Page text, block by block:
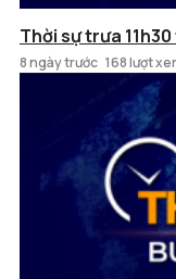
Thời sự trưa
8 ngày trước 168 lượt